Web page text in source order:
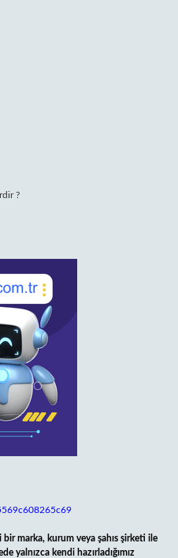
?
marka, kurum veya şahıs şirketi ile
yalnızca kendi hazırladığımız